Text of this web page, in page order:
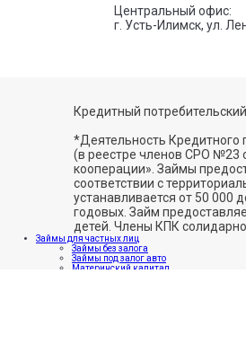
Центральный офис:
г. Усть-Илимск, ул.
Кредитный
*Деятельность
(в реестре членов СРО №23
кооперации». Займы
соответствии с
устанавливается от 50 000
годовых. Займ
детей. Члены КПК
Займы для частных лиц
Займы без залога
Займы под залог авто
Материнский капитал